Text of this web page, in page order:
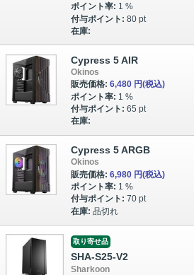
ポイント率: 1 %
付与ポイント: 80 pt
在庫:
Cypress 5 AIR
Okinos
販売価格: 6,480 円(税込)
ポイント率: 1 %
付与ポイント: 65 pt
在庫:
Cypress 5 ARGB
Okinos
販売価格: 6,980 円(税込)
ポイント率: 1 %
付与ポイント: 70 pt
在庫: 品切れ
取り寄せ品
SHA-S25-V2
Sharkoon